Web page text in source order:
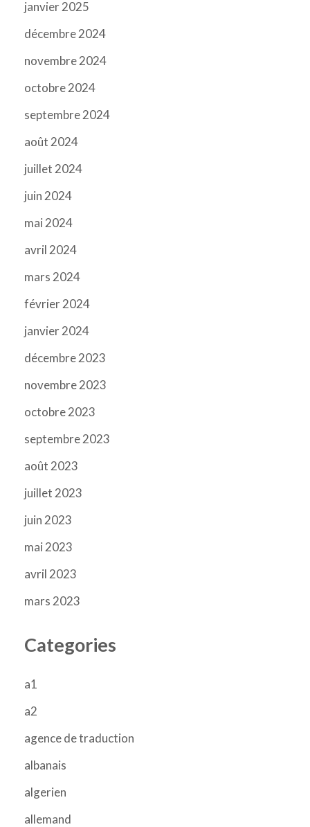
janvier 2025
décembre 2024
novembre 2024
octobre 2024
septembre 2024
août 2024
juillet 2024
juin 2024
mai 2024
avril 2024
mars 2024
février 2024
janvier 2024
décembre 2023
novembre 2023
octobre 2023
septembre 2023
août 2023
juillet 2023
juin 2023
mai 2023
avril 2023
mars 2023
Categories
a1
a2
agence de traduction
albanais
algerien
allemand